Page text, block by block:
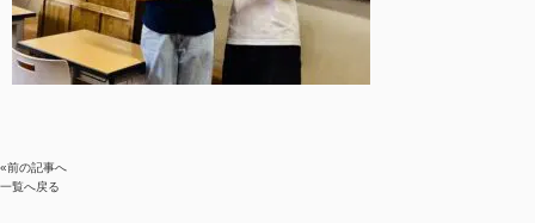
«前の記事へ
一覧へ戻る